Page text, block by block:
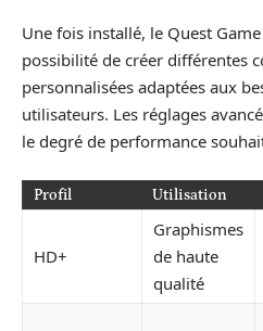
Une fois installé, le Quest
possibilité de créer différentes
personnalisées adaptées aux
utilisateurs. Les réglages
le degré de performance
Profil Utilisation
HD+
Graphismes
de haute
qualité